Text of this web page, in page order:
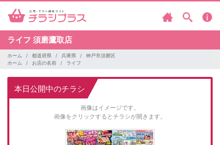
ライフ 須磨鷹取店
ホーム 都道府県 兵庫県
神戸市須磨区
ホーム
お店の名前 ライフ
本日公開中のチラシ
画像はイメージです。
画像をクリックするとチラシが開きます。